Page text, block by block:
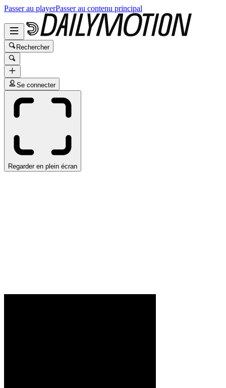
Passer au playerPasser au contenu principal
Rechercher
Se connecter
Regarder en plein écran